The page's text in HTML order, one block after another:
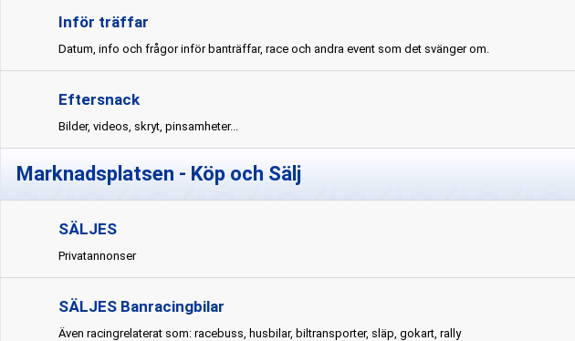
Inför träffar
Datum, info och frågor inför banträffar, race och andra event som det svänger om.
Eftersnack
Bilder, videos, skryt, pinsamheter...
Marknadsplatsen - Köp och Sälj
SÄLJES
Privatannonser
SÄLJES Banracingbilar
Även racingrelaterat som: racebuss, husbilar, biltransporter, släp, gokart, rally